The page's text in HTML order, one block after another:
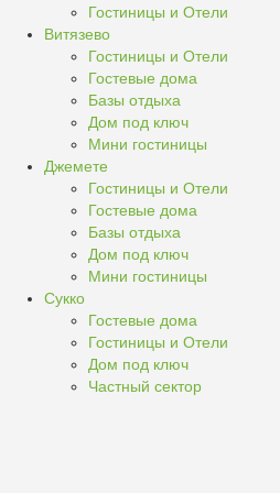
Гостиницы и Отели
Витязево
Гостиницы и Отели
Гостевые дома
Базы отдыха
Дом под ключ
Мини гостиницы
Джемете
Гостиницы и Отели
Гостевые дома
Базы отдыха
Дом под ключ
Мини гостиницы
Сукко
Гостевые дома
Гостиницы и Отели
Дом под ключ
Частный сектор